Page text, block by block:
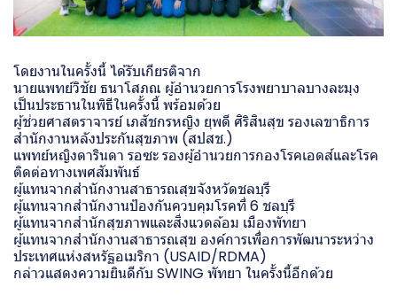
โดยงานในครั้งนี้ ได้รับเกียรติจาก
นายแพทย์วิชัย ธนาโสภณ ผู้อำนวยการโรงพยาบาลบางละมุง
เป็นประธานในพิธีในครั้งนี้ พร้อมด้วย
ผู้ช่วยศาสตราจารย์ เภสัชกรหญิง ยุพดี ศิริสินสุข รองเลขาธิการ
สำนักงานหลังประกันสุขภาพ (สปสช.)
แพทย์หญิงดารินดา รอซะ รองผู้อำนวยการกองโรคเอดส์และโรค
ติดต่อทางเพศสัมพันธ์
ผู้แทนจากสำนักงานสาธารณสุขจังหวัดชลบุรี
ผู้แทนจากสำนักงานป้องกันควบคุมโรคที่ 6 ชลบุรี
ผู้แทนจากสำนักสุขภาพและสิ่งแวดล้อม เมืองพัทยา
ผู้แทนจากสำนักงานสาธารณสุข องค์การเพื่อการพัฒนาระหว่าง
ประเทศแห่งสหรัฐอเมริกา (USAID/RDMA)
กล่าวแสดงความยินดีกับ SWING พัทยา ในครั้งนี้อีกด้วย